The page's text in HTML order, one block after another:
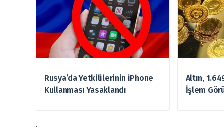
Rusya’da Yetkililerinin iPhone
Kullanması Yasaklandı
Altın,
İşlem